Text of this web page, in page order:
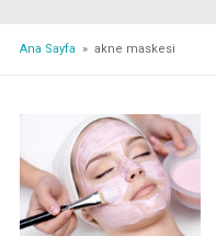
Ana Sayfa » akne maskesi